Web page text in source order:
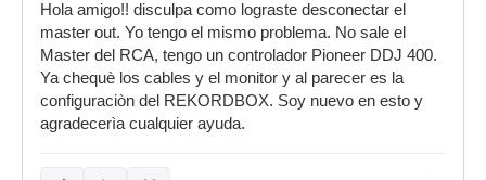
Hola amigo!! disculpa como lograste desconectar el
master out. Yo tengo el mismo problema. No sale el
Master del RCA, tengo un controlador Pioneer DDJ 400.
Ya chequè los cables y el monitor y al parecer es la
configuraciòn del REKORDBOX. Soy nuevo en esto y
agradecerìa cualquier ayuda.